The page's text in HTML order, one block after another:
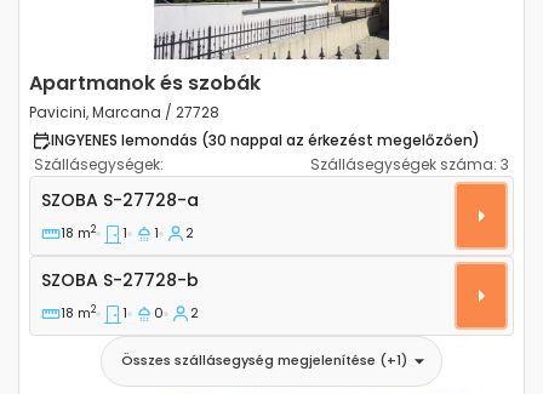
Apartmanok és szobák
Pavicini, Marcana / 27728
INGYENES lemondás (30 nappal az érkezést megelőzően)
Szállásegységek:
Szállásegységek száma: 3
Szoba Pavicini, Marcana S-27728-a
SZOBA S-27728-a
18 m2 1 1 2
Szoba S-27728-b
SZOBA S-27728-b
18 m2 1 0 2
Összes szállásegység megjelenítése (+1)